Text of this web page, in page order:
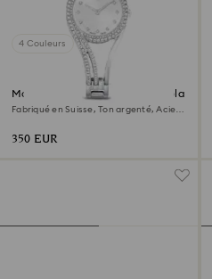
4 Couleurs
Montre bracelet-jonc Hyperbola
Fabriqué en Suisse, Ton argenté, Acier
350 EUR